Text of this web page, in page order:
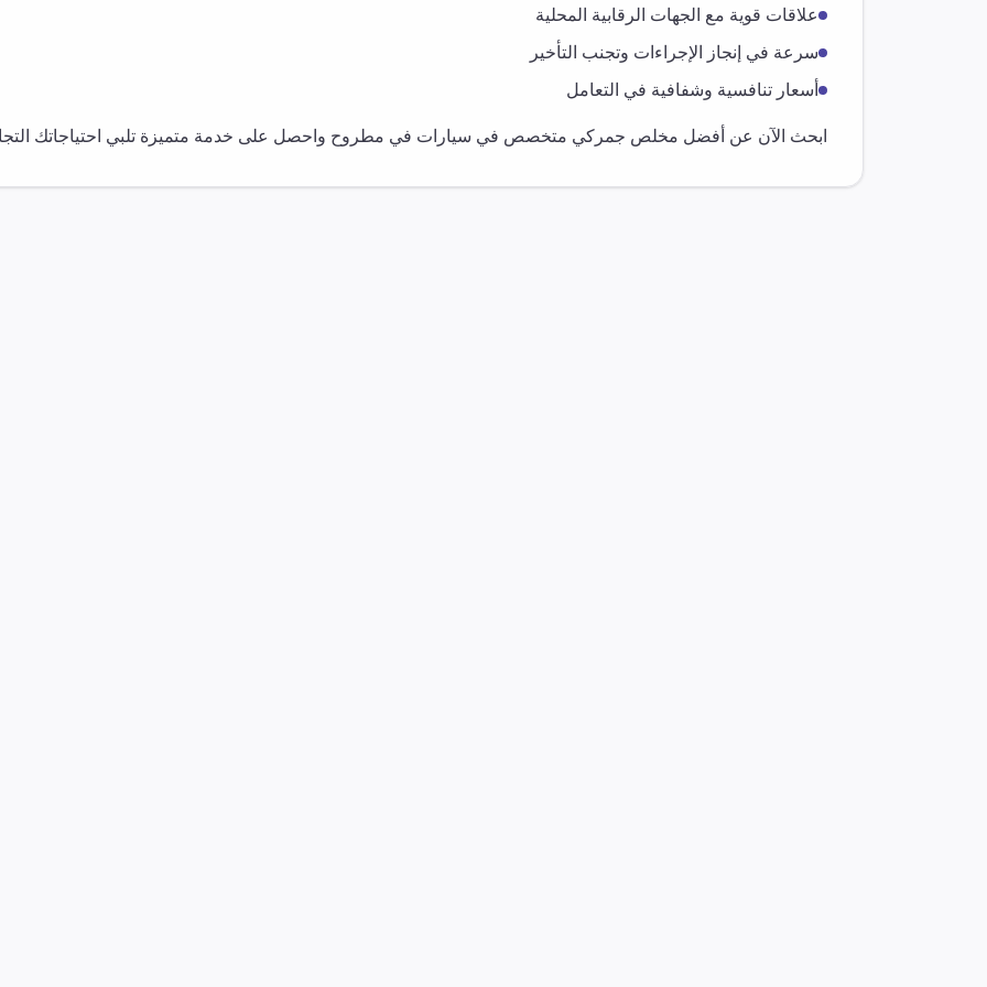
علاقات قوية مع الجهات الرقابية المحلية
سرعة في إنجاز الإجراءات وتجنب التأخير
أسعار تنافسية وشفافية في التعامل
ابحث الآن عن أفضل مخلص جمركي متخصص في سيارات في مطروح واحصل على خدمة متميزة تلبي احتياجاتك